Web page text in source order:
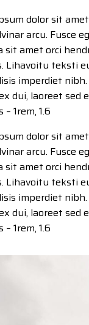
dolor sit
arcu. Fusce
sit amet orci
Lihavoitu teksti
imperdiet
dui, laoreet sed
1rem, 1.6
dolor sit
arcu. Fusce
sit amet orci
Lihavoitu teksti
imperdiet
dui, laoreet sed
1rem, 1.6